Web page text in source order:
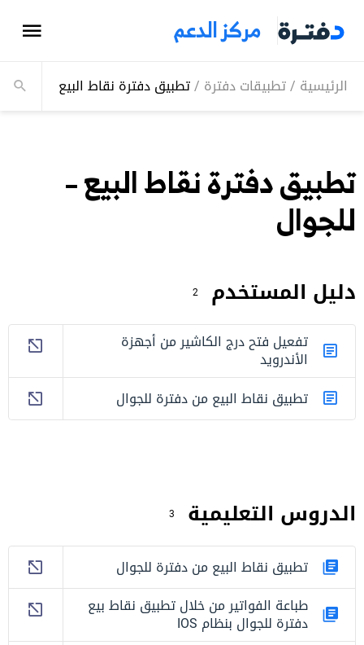
مركز الدعم
الرئيسية /تطبيقات دفترة /تطبيق دفترة نقاط البيع - للجوال
تطبيق دفترة نقاط البيع –
للجوال
دليل المستخدم 2
تفعيل فتح درج الكاشير من أجهزة
الأندرويد
تطبيق نقاط البيع من دفترة للجوال
الدروس التعليمية 3
تطبيق نقاط البيع من دفترة للجوال
طباعة الفواتير من خلال تطبيق نقاط بيع
دفترة للجوال بنظام IOS